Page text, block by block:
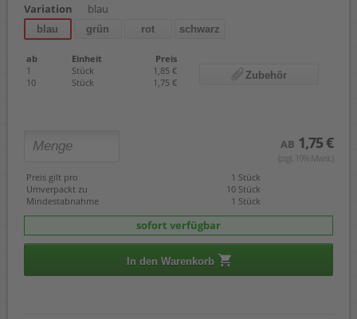
Variation
blau
blau grün rot schwarz
ab Einheit
Preis
1
Stück
1,85 €
10
Stück 1,75 €
Zubehör
AB 1,75 €
(zzgl. 19% Mwst.)
Preis gilt pro
1 Stück
Umverpackt zu
10 Stück
Mindestabnahme
1 Stück
sofort verfügbar
In den Warenkorb